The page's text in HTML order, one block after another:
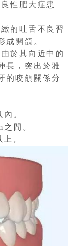
性肥大症患
的吐舌不良習
成開頜。
由於其向近中的
長，突出於雅
的咬頜關係分
。
間。
。